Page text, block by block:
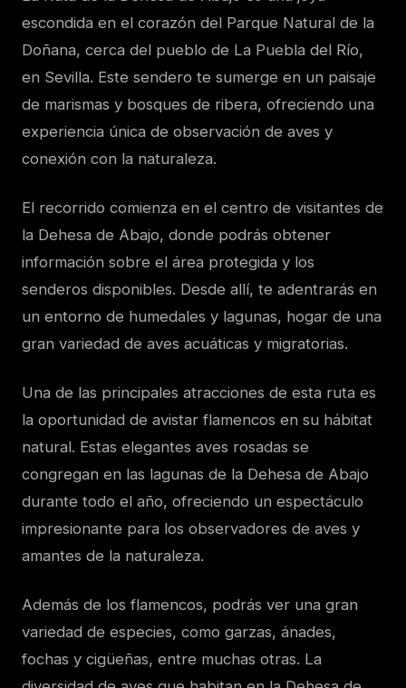
escondida en el corazón del Parque Natural de la
Doñana, cerca del pueblo de La Puebla del Río,
en Sevilla. Este sendero te sumerge en un paisaje
de marismas y bosques de ribera, ofreciendo una
experiencia única de observación de aves y
conexión con la naturaleza.
El recorrido comienza en el centro de visitantes de
la Dehesa de Abajo, donde podrás obtener
información sobre el área protegida y los
senderos disponibles. Desde allí, te adentrarás en
un entorno de humedales y lagunas, hogar de una
gran variedad de aves acuáticas y migratorias.
Una de las principales atracciones de esta ruta es
la oportunidad de avistar flamencos en su hábitat
natural. Estas elegantes aves rosadas se
congregan en las lagunas de la Dehesa de Abajo
durante todo el año, ofreciendo un espectáculo
impresionante para los observadores de aves y
amantes de la naturaleza.
Además de los flamencos, podrás ver una gran
variedad de especies, como garzas, ánades,
fochas y cigüeñas, entre muchas otras. La